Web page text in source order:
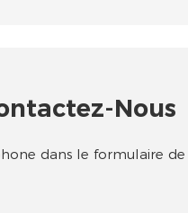
Nous
dans le formulaire